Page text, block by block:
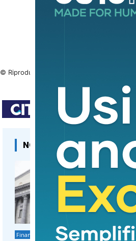
© Riproduzione riservata
NOTIZIE CORRELATE
Finanza